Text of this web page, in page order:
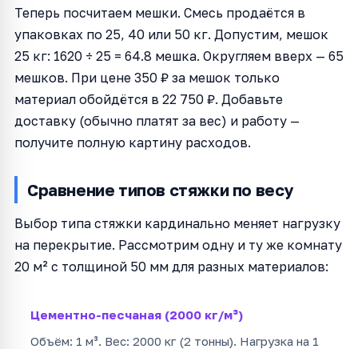
Теперь посчитаем мешки. Смесь продаётся в
упаковках по 25, 40 или 50 кг. Допустим, мешок
25 кг: 1620 ÷ 25 = 64.8 мешка. Округляем вверх — 65
мешков. При цене 350 ₽ за мешок только
материал обойдётся в 22 750 ₽. Добавьте
доставку (обычно платят за вес) и работу —
получите полную картину расходов.
Сравнение типов стяжки по весу
Выбор типа стяжки кардинально меняет нагрузку
на перекрытие. Рассмотрим одну и ту же комнату
20 м² с толщиной 50 мм для разных материалов:
Цементно-песчаная (2000 кг/м³)
Объём: 1 м³. Вес: 2000 кг (2 тонны). Нагрузка на 1